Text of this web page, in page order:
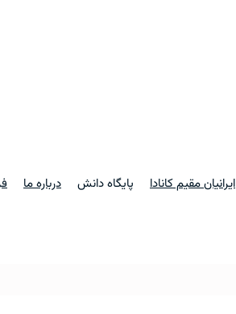
ایرانیان مقیم کانادا پایگاه دانش درباره ما